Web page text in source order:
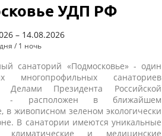
УДП РФ
– 14.08.2026
/ 1 ночь
санаторий «Подмосковье» - один
многопрофильных санаториев
Делами Президента Российской
- расположен в ближайшем
в живописном зеленом экологически
В санатории имеются уникальные
климатические и медицинские